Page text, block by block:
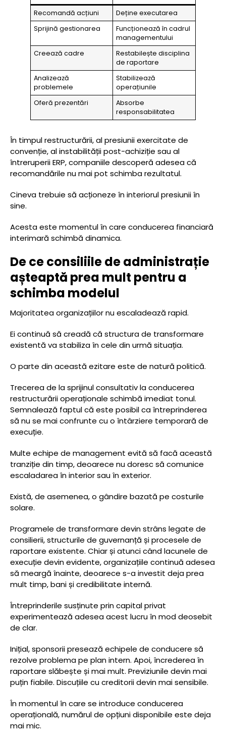
Recomandă acțiuni
Deține executarea
Sprijină gestionarea
Funcționează în cadrul
managementului
Creează cadre
Restabilește disciplina
de raportare
Analizează
problemele
Stabilizează
operațiunile
Oferă prezentări
Absorbe
responsabilitatea
În timpul restructurării, al presiunii exercitate de
convenție, al instabilității post-achiziție sau al
întreruperii ERP, companiile descoperă adesea că
recomandările nu mai pot schimba rezultatul.
Cineva trebuie să acționeze în interiorul presiunii în
sine.
Acesta este momentul în care conducerea financiară
interimară schimbă dinamica.
De ce consiliile de administrație
așteaptă prea mult pentru a
schimba modelul
Majoritatea organizațiilor nu escaladează rapid.
Ei continuă să creadă că structura de transformare
existentă va stabiliza în cele din urmă situația.
O parte din această ezitare este de natură politică.
Trecerea de la sprijinul consultativ la conducerea
restructurării operaționale schimbă imediat tonul.
Semnalează faptul că este posibil ca întreprinderea
să nu se mai confrunte cu o întârziere temporară de
execuție.
Multe echipe de management evită să facă această
tranziție din timp, deoarece nu doresc să comunice
escaladarea în interior sau în exterior.
Există, de asemenea, o gândire bazată pe costurile
solare.
Programele de transformare devin strâns legate de
consilierii, structurile de guvernanță și procesele de
raportare existente. Chiar și atunci când lacunele de
execuție devin evidente, organizațiile continuă adesea
să meargă înainte, deoarece s-a investit deja prea
mult timp, bani și credibilitate internă.
Întreprinderile susținute prin capital privat
experimentează adesea acest lucru în mod deosebit
de clar.
Inițial, sponsorii presează echipele de conducere să
rezolve problema pe plan intern. Apoi, încrederea în
raportare slăbește și mai mult. Previziunile devin mai
puțin fiabile. Discuțiile cu creditorii devin mai sensibile.
În momentul în care se introduce conducerea
operațională, numărul de opțiuni disponibile este deja
mai mic.